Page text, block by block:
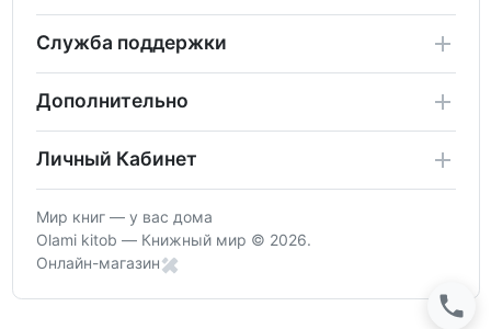
Служба поддержки
Дополнительно
Личный Кабинет
Мир книг — у вас дома
Olami kitob — Книжный мир © 2026.
Онлайн-магазин